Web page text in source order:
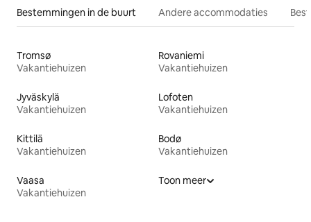
Bestemmingen in de buurt Andere accommodaties
Tromsø
Vakantiehuizen
Rovaniemi
Vakantiehuizen
Jyväskylä
Vakantiehuizen
Lofoten
Vakantiehuizen
Kittilä
Vakantiehuizen
Bodø
Vakantiehuizen
Vaasa
Vakantiehuizen
Toon meer